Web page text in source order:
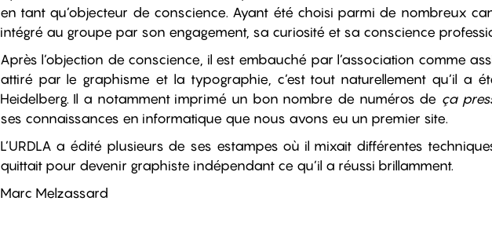
en tant qu’objecteur de conscience. Ayant été choisi parmi de nombreux
intégré au groupe par son engagement, sa curiosité et sa conscience
Après l’objection de conscience, il est embauché par l’association comme
attiré par le graphisme et la typographie, c’est tout naturellement qu’il a
Heidelberg. Il a notamment imprimé un bon nombre de numéros de ça
ses connaissances en informatique que nous avons eu un premier site.
L’URDLA a édité plusieurs de ses estampes où il mixait différentes
quittait pour devenir graphiste indépendant ce qu’il a réussi brillamment.
Marc Melzassard